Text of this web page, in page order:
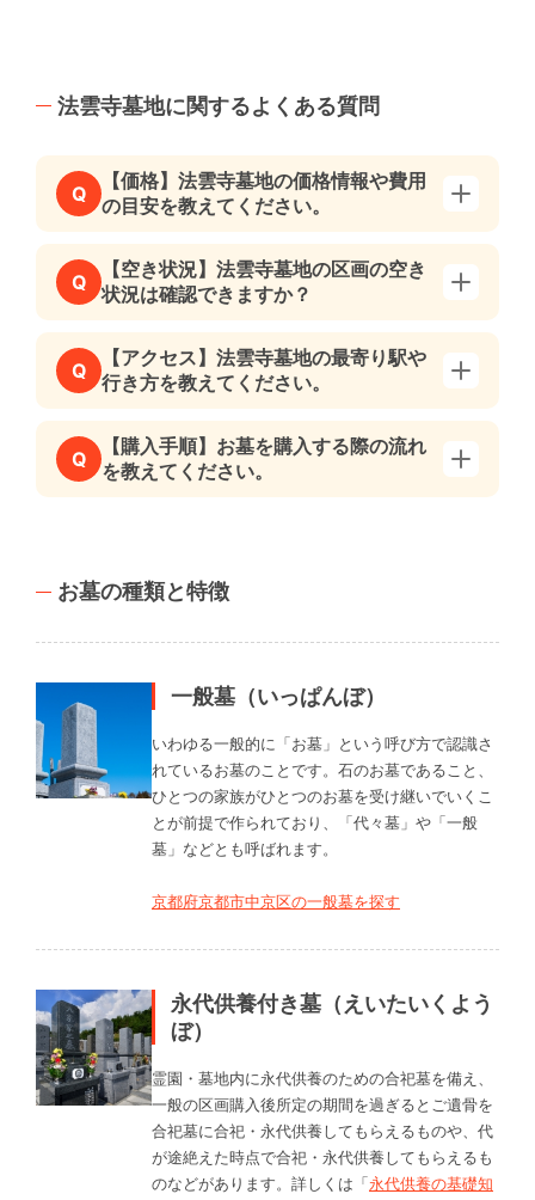
法雲寺墓地に関するよくある質問
Q
【価格】法雲寺墓地の価格情報や費用
の目安を教えてください。
Q
【空き状況】法雲寺墓地の区画の空き
状況は確認できますか？
Q
【アクセス】法雲寺墓地の最寄り駅や
行き方を教えてください。
Q
【購入手順】お墓を購入する際の流れ
を教えてください。
お墓の種類と特徴
一般墓（いっぱんぼ）
いわゆる一般的に「お墓」という呼び方で認識さ
れているお墓のことです。石のお墓であること、
ひとつの家族がひとつのお墓を受け継いでいくこ
とが前提で作られており、「代々墓」や「一般
墓」などとも呼ばれます。
京都府京都市中京区の一般墓を探す
永代供養付き墓（えいたいくよう
ぼ）
霊園・墓地内に永代供養のための合祀墓を備え、
一般の区画購入後所定の期間を過ぎるとご遺骨を
合祀墓に合祀・永代供養してもらえるものや、代
が途絶えた時点で合祀・永代供養してもらえるも
のなどがあります。詳しくは「永代供養の基礎知